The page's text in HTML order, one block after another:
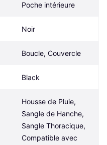
Poche intérieure
Noir
Boucle, Couvercle
Black
Housse de Pluie,
Sangle de Hanche,
Sangle Thoracique,
Compatible avec